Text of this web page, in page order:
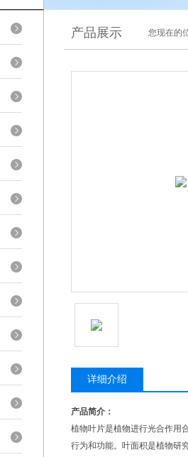
产品展示 您现在的
详细介绍
产品简介：
植物叶片是植物进行光合作用
行为和功能。叶面积是植物研